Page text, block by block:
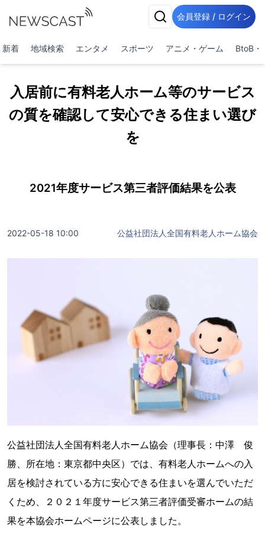
会員登録 / ログイン
新着 地域検索 エンタメ スポーツ アニメ・ゲーム BtoB・
入居前に有料老人ホーム等のサービス
の質を確認して安心できる住まい選び
を
2021年度サービス第三者評価結果を公表
2022-05-18 10:00 公益社団法人全国有料老人ホーム協会
公益社団法人全国有料老人ホーム協会（理事長：中澤 俊
勝、所在地：東京都中央区）では、有料老人ホームへの入
居を検討されている方に安心できる住まいを選んでいただ
くため、２０２１年度サービス第三者評価受審ホームの結
果を本協会ホームページに公表しました。